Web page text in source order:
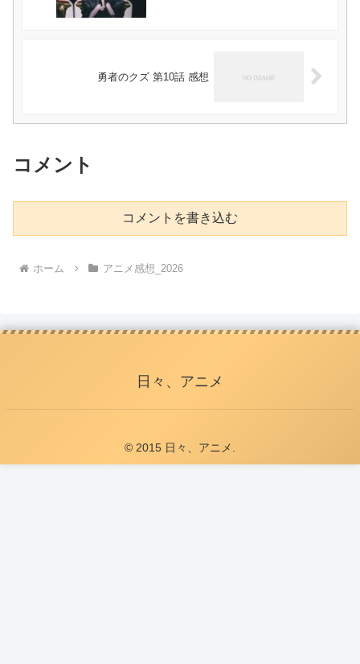
勇者のクズ 第10話 感想
コメント
コメントを書き込む
ホーム アニメ感想_2026
日々、アニメ
© 2015 日々、アニメ.